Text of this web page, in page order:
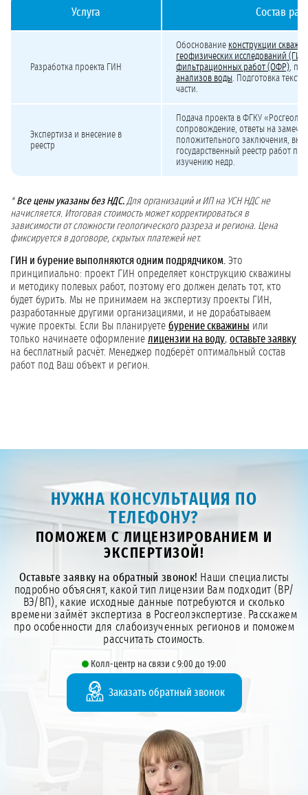
Услуга Состав
Разработка проекта ГИН
Обоснование конструкции
геофизических исследований (ГИС)
фильтрационных работ (ОФР),
анализов воды. Подготовка
части.
Экспертиза и внесение в
реестр
Подача проекта в ФГКУ
сопровождение, ответы на
положительного заключения,
государственный реестр работ по
изучению недр.
* Все цены указаны без НДС. Для организаций и ИП на УСН НДС не
начисляется. Итоговая стоимость может корректироваться в
зависимости от сложности геологического разреза и региона. Цена
фиксируется в договоре, скрытых платежей нет.
ГИН и бурение выполняются одним подрядчиком. Это
принципиально: проект ГИН определяет конструкцию скважины
и методику полевых работ, поэтому его должен делать тот, кто
будет бурить. Мы не принимаем на экспертизу проекты ГИН,
разработанные другими организациями, и не дорабатываем
чужие проекты. Если Вы планируете бурение скважины или
только начинаете оформление лицензии на воду, оставьте заявку
на бесплатный расчёт. Менеджер подберёт оптимальный состав
работ под Ваш объект и регион.
НУЖНА КОНСУЛЬТАЦИЯ ПО
ТЕЛЕФОНУ?
ПОМОЖЕМ С ЛИЦЕНЗИРОВАНИЕМ И
ЭКСПЕРТИЗОЙ!
Оставьте заявку на обратный звонок! Наши специалисты
подробно объяснят, какой тип лицензии Вам подходит (ВР/
ВЭ/ВП), какие исходные данные потребуются и сколько
времени займёт экспертиза в Росгеолэкспертизе. Расскажем
про особенности для слабоизученных регионов и поможем
рассчитать стоимость.
Колл-центр на связи с 9:00 до 19:00
Заказать обратный звонок